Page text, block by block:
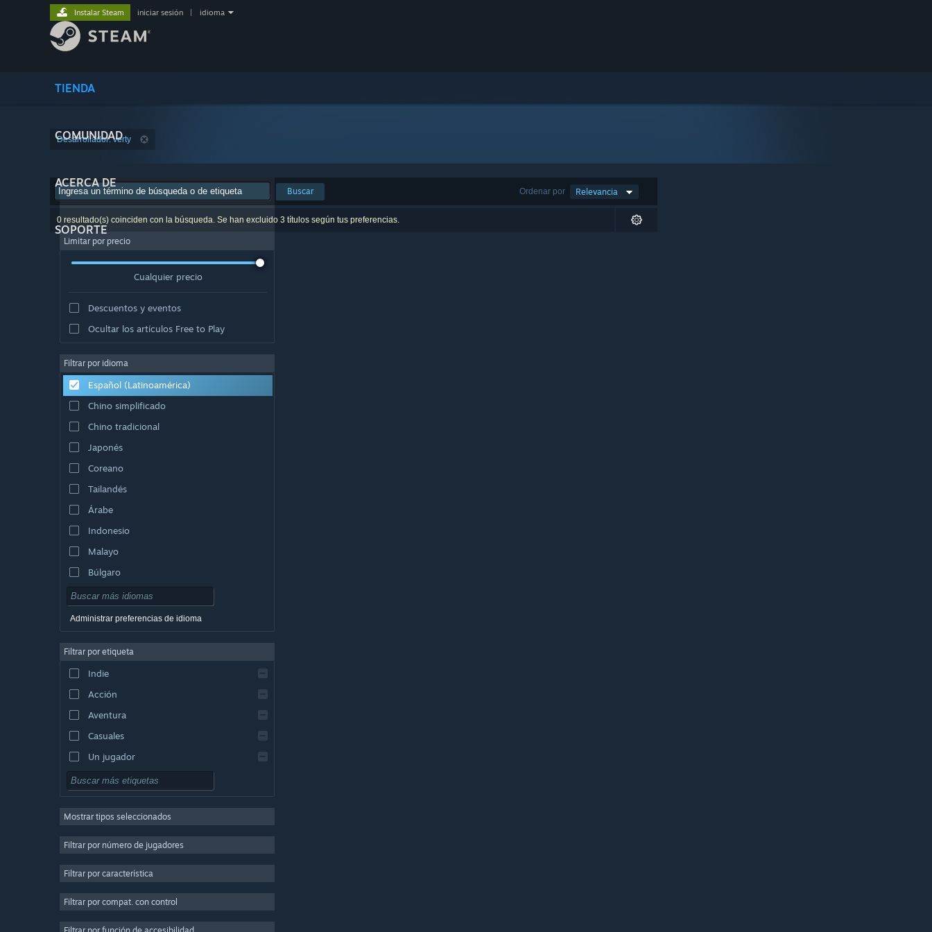
TIENDA
COMUNIDAD
ACERCA DE
SOPORTE
Instalar Steam iniciar sesión idioma
Desarrollador: verty
Ordenar por Relevancia
Buscar
0 resultado(s) coinciden con la búsqueda. Se han excluido 3 títulos según tus preferencias.
Limitar por precio
Cualquier precio
Descuentos y eventos
Ocultar los artículos Free to Play
Filtrar por idioma
Español (Latinoamérica)
Chino simplificado
Chino tradicional
Japonés
Coreano
Tailandés
Árabe
Indonesio
Malayo
Búlgaro
Checo
Danés
Inglés
Español (España)
Griego
Administrar preferencias de idioma
Filtrar por etiqueta
Indie
Acción
Aventura
Casuales
Un jugador
Simuladores
Estrategia
3D
Free to Play
Mostrar tipos seleccionados
Filtrar por número de jugadores
Filtrar por característica
Filtrar por compat. con control